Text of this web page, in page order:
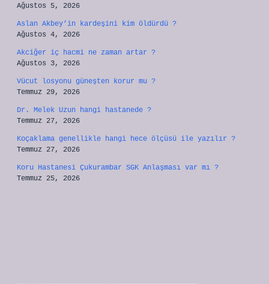
Ağustos 5, 2026
Aslan Akbey’in kardeşini kim öldürdü ?
Ağustos 4, 2026
Akciğer iç hacmi ne zaman artar ?
Ağustos 3, 2026
Vücut losyonu güneşten korur mu ?
Temmuz 29, 2026
Dr. Melek Uzun hangi hastanede ?
Temmuz 27, 2026
Koçaklama genellikle hangi hece ölçüsü ile yazılır ?
Temmuz 27, 2026
Koru Hastanesi Çukurambar SGK Anlaşması var mı ?
Temmuz 25, 2026